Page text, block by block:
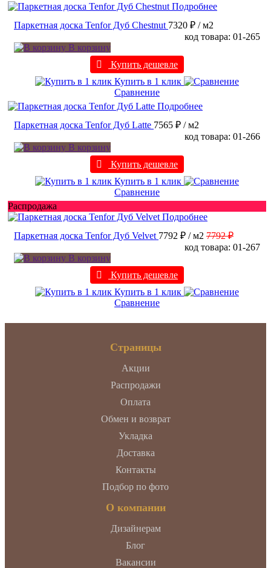
Подробнее
Паркетная доска Tenfor Дуб Chestnut 7320 ₽ / м2
код товара: 01-265
В корзину
Купить дешевле
Купить в 1 клик
Сравнение
Подробнее
Паркетная доска Tenfor Дуб Latte 7565 ₽ / м2
код товара: 01-266
В корзину
Купить дешевле
Купить в 1 клик
Сравнение
Распродажа
Подробнее
Паркетная доска Tenfor Дуб Velvet 7792 ₽ / м2 7792 ₽
код товара: 01-267
В корзину
Купить дешевле
Купить в 1 клик
Сравнение
Страницы
Акции
Распродажи
Оплата
Обмен и возврат
Укладка
Доставка
Контакты
Подбор по фото
О компании
Дизайнерам
Блог
Вакансии